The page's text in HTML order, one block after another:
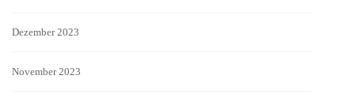
Dezember 2023
November 2023